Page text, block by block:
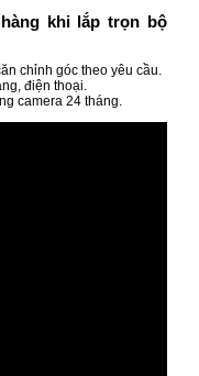
khi lắp trọn bộ
chỉnh góc theo yêu cầu.
điện thoại.
camera 24 tháng.